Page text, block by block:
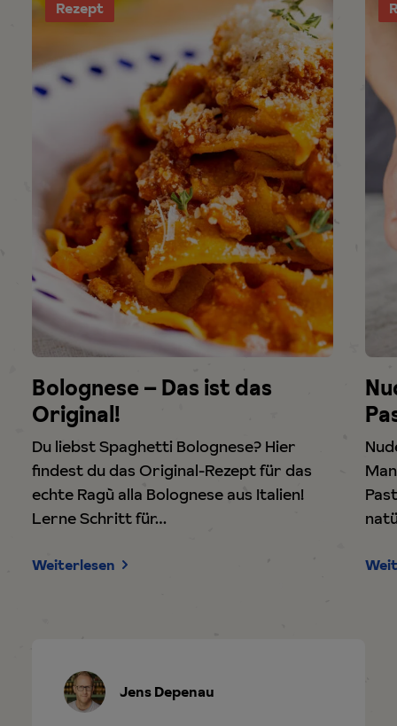
Rezept
Bolognese – Das ist das
Original!
Du liebst Spaghetti Bolognese? Hier
findest du das Original-Rezept für das
echte Ragù alla Bolognese aus Italien!
Lerne Schritt für…
Weiterlesen
Jens Depenau